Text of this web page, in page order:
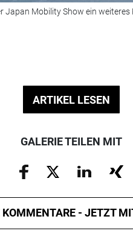
Mobility Show ein weiteres
ARTIKEL LESEN
GALERIE TEILEN MIT
KOMMENTARE - JETZT